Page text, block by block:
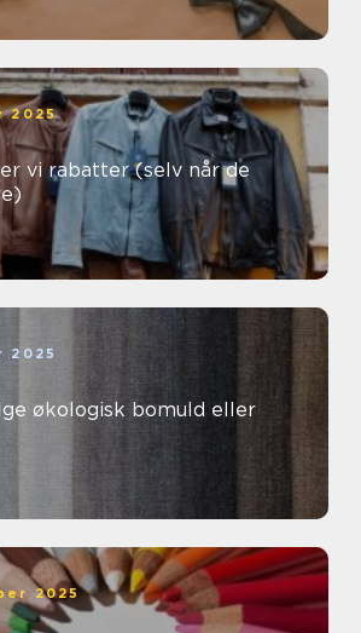
2025
vi rabatter (selv når de
2025
økologisk bomuld eller
2025